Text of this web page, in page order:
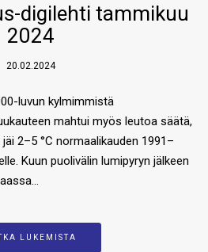
digilehti tammikuu
2024
20.02.2024
luvun kylmimmistä
mahtui myös leutoa säätä,
2–5 °C normaalikauden 1991–
Kuun puolivälin lumipyryn jälkeen
LUKEMISTA